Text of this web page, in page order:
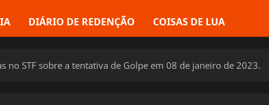
DIÁRIO DE REDENÇÃO COISAS DE LUA
no STF sobre a tentativa de Golpe em 08 de janeiro de 2023.